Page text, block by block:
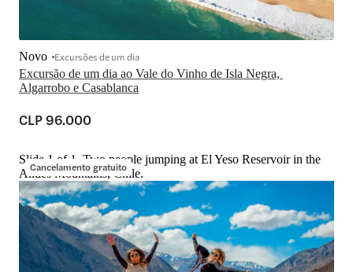
Excursão de um dia ao Vale do Vinho de Isla Negra,
Algarrobo e Casablanca
Novo Excursões de um dia
CLP 96.000
Cancelamento gratuito
Slide 1 of 1, Two people jumping at El Yeso Reservoir in the
Andes Mountains, Chile.